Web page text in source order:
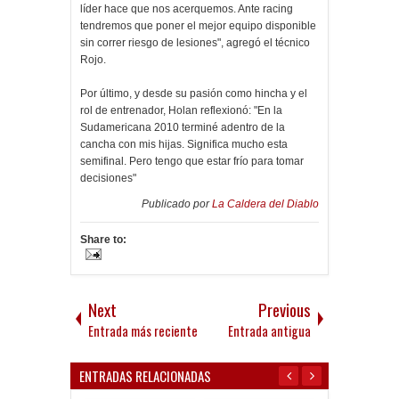
líder hace que nos acerquemos. Ante racing
tendremos que poner el mejor equipo disponible
sin correr riesgo de lesiones", agregó el técnico
Rojo.
Por último, y desde su pasión como hincha y el
rol de entrenador, Holan reflexionó: "En la
Sudamericana 2010 terminé adentro de la
cancha con mis hijas. Significa mucho esta
semifinal. Pero tengo que estar frío para tomar
decisiones"
Publicado porLa Caldera del Diablo
Share to:
Next
Entrada más reciente
Previous
Entrada antigua
ENTRADAS RELACIONADAS